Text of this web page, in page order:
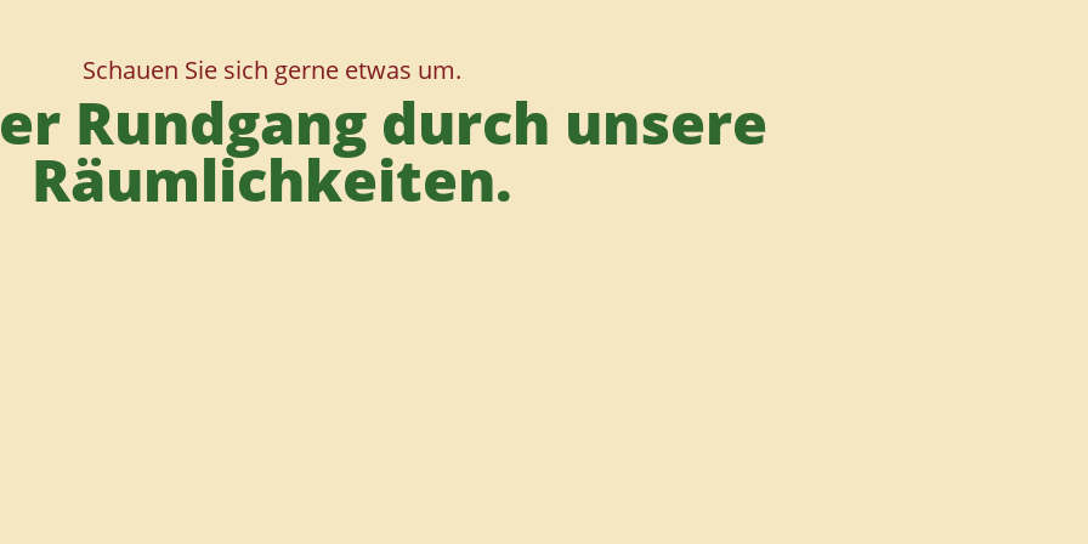
Schauen Sie sich gerne etwas um.
Rundgang durch unsere
Räumlichkeiten.